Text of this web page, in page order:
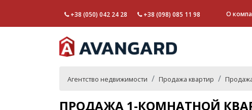
+38 (050) 042 24 28 +38 (098) 085 11 98 О
Агентство недвижимости Продажа квартир
ПРОДАЖА 1-КОМНАТНОЙ